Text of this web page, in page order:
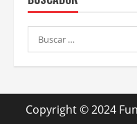
Buscar:
Copyright © 2024